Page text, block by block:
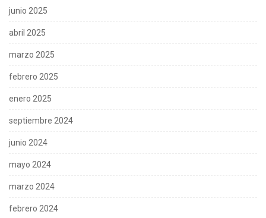
junio 2025
abril 2025
marzo 2025
febrero 2025
enero 2025
septiembre 2024
junio 2024
mayo 2024
marzo 2024
febrero 2024